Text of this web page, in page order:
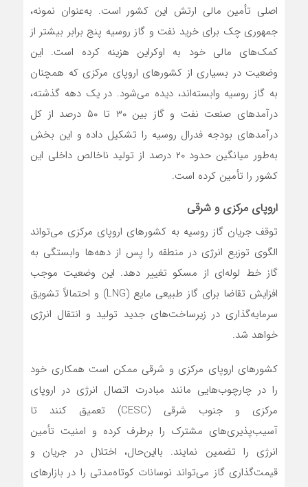
اصلی تأمین مالی ارتش این کشور است. به‌عنوان نمونه،
جمهوری چک برای خرید نفت و گاز روسیه پنج برابر بیشتر از
کمک‌های مالی خود به اوکراین هزینه کرده است. این
وضعیت در بسیاری از کشورهای اروپای مرکزی که همچنان
به گاز روسیه وابسته‌اند، دیده می‌شود. در یک دهه گذشته،
درآمدهای صنعت نفت و گاز بین ۳۰ تا ۵۰ درصد از کل
درآمدهای بودجه فدرال روسیه را تشکیل داده و این بخش
به‌طور میانگین حدود ۲۰ درصد از تولید ناخالص داخلی این
کشور را تأمین کرده است.
اروپای مرکزی و شرقی
توقف جریان گاز روسیه به کشورهای اروپای مرکزی می‌تواند
الگوی توزیع انرژی در منطقه را پس از دهه‌ها وابستگی به
گاز خط لوله‌ای از مسکو تغییر دهد. این وضعیت موجب
افزایش تقاضا برای گاز طبیعی مایع (LNG) و احتمالاً تشویق
سرمایه‌گذاری در زیرساخت‌های جدید تولید و انتقال انرژی
خواهد شد.
کشورهای اروپای مرکزی و شرقی ممکن است همکاری خود
را در چارچوب‌هایی مانند مبادرت اتصال انرژی در اروپای
مرکزی و جنوب شرقی (CESC) تعمیق کنند تا
آسیب‌پذیری‌های مشترک را برطرف کرده و امنیت تأمین
انرژی را تضمین نمایند. بااین‌حال، اختلال در جریان و
قیمت‌گذاری گاز می‌تواند نوسانات کوتاه‌مدتی را در بازارهای